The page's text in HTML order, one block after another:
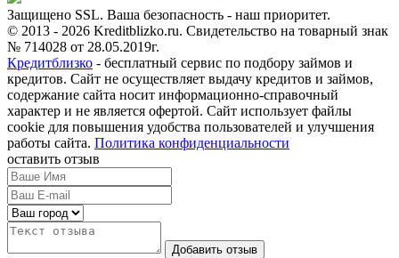
Защищено SSL. Ваша безопасность - наш приоритет.
© 2013 - 2026 Kreditblizko.ru. Свидетельство на товарный знак
№ 714028 от 28.05.2019г.
Кредитблизко - бесплатный сервис по подбору займов и
кредитов. Сайт не осуществляет выдачу кредитов и займов,
содержание сайта носит информационно-справочный
характер и не является офертой. Сайт использует файлы
cookie для повышения удобства пользователей и улучшения
работы сайта. Политика конфиденциальности
оставить отзыв